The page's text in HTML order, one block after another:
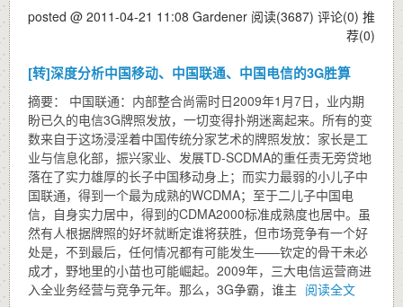
posted @ 2011-04-21 11:08 Gardener 阅读(3687) 评论(0) 推
荐(0)
[转]深度分析中国移动、中国联通、中国电信的3G胜算
摘要： 中国联通：内部整合尚需时日2009年1月7日，业内期
盼已久的电信3G牌照发放，一切变得扑朔迷离起来。所有的变
数来自于这场浸淫着中国传统分家艺术的牌照发放：家长是工
业与信息化部，振兴家业、发展TD-SCDMA的重任责无旁贷地
落在了实力雄厚的长子中国移动身上；而实力最弱的小儿子中
国联通，得到一个最为成熟的WCDMA；至于二儿子中国电
信，自身实力居中，得到的CDMA2000标准成熟度也居中。虽
然有人根据牌照的好坏就断定谁将获胜，但市场竞争有一个好
处是，不到最后，任何情况都有可能发生——钦定的骨干未必
成才，野地里的小苗也可能崛起。2009年，三大电信运营商进
入全业务经营与竞争元年。那么，3G争霸，谁主 阅读全文